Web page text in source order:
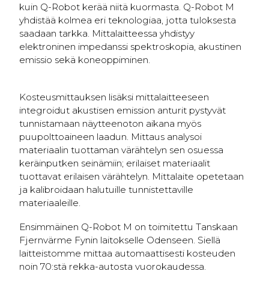
kuin Q-Robot kerää niitä kuormasta. Q-Robot M
yhdistää kolmea eri teknologiaa, jotta tuloksesta
saadaan tarkka. Mittalaitteessa yhdistyy
elektroninen impedanssi spektroskopia, akustinen
emissio sekä koneoppiminen.
Kosteusmittauksen lisäksi mittalaitteeseen
integroidut akustisen emission anturit pystyvät
tunnistamaan näytteenoton aikana myös
puupolttoaineen laadun. Mittaus analysoi
materiaalin tuottaman värähtelyn sen osuessa
keräinputken seinämiin; erilaiset materiaalit
tuottavat erilaisen värähtelyn. Mittalaite opetetaan
ja kalibroidaan halutuille tunnistettaville
materiaaleille.
Ensimmäinen Q-Robot M on toimitettu Tanskaan
Fjernvärme Fynin laitokselle Odenseen. Siellä
laitteistomme mittaa automaattisesti kosteuden
noin 70:stä rekka-autosta vuorokaudessa.